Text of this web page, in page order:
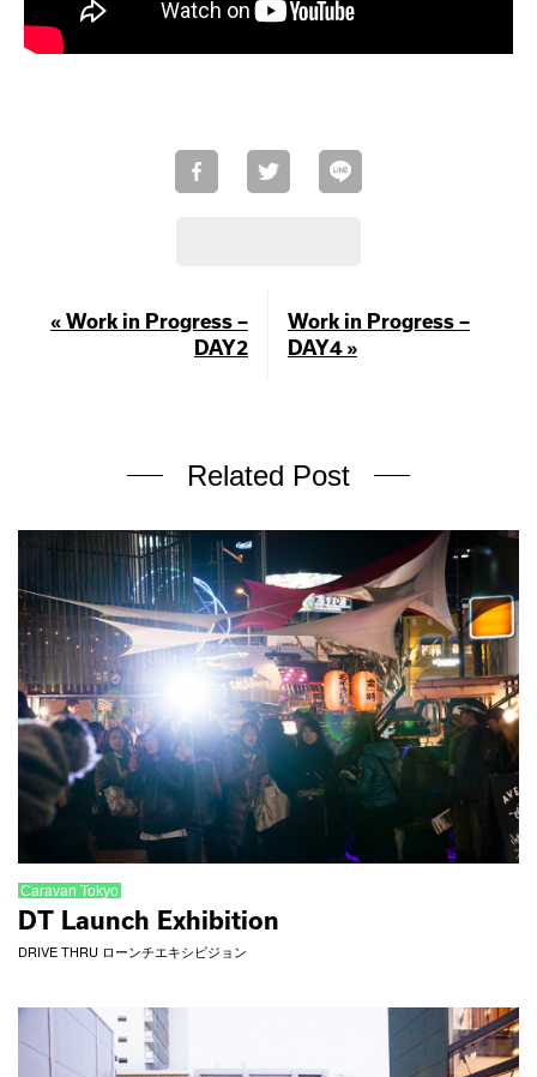
« Work in Progress –
DAY2
Work in Progress –
DAY4 »
Related Post
Caravan Tokyo
DT Launch Exhibition
DRIVE THRU ローンチエキシビジョン